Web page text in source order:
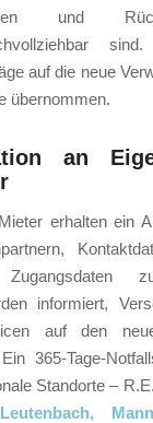
und
auf die neue
übernommen.
an
erhalten ein
informiert,
auf den
365-Tage-
Standorte –
Leutenbach,